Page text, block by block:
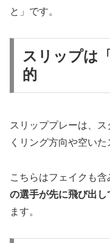
と」です。
スリップは
的
スリッププレーは、
くリング方向や空い
こちらはフェイクも
の選手が先に飛び出
ます。